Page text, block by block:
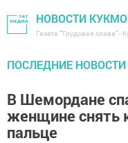
НОВОСТИ
Газета "Трудовая слава" -
ПОСЛЕДНИЕ НОВОСТИ
В Шемордане
женщине снять
пальце